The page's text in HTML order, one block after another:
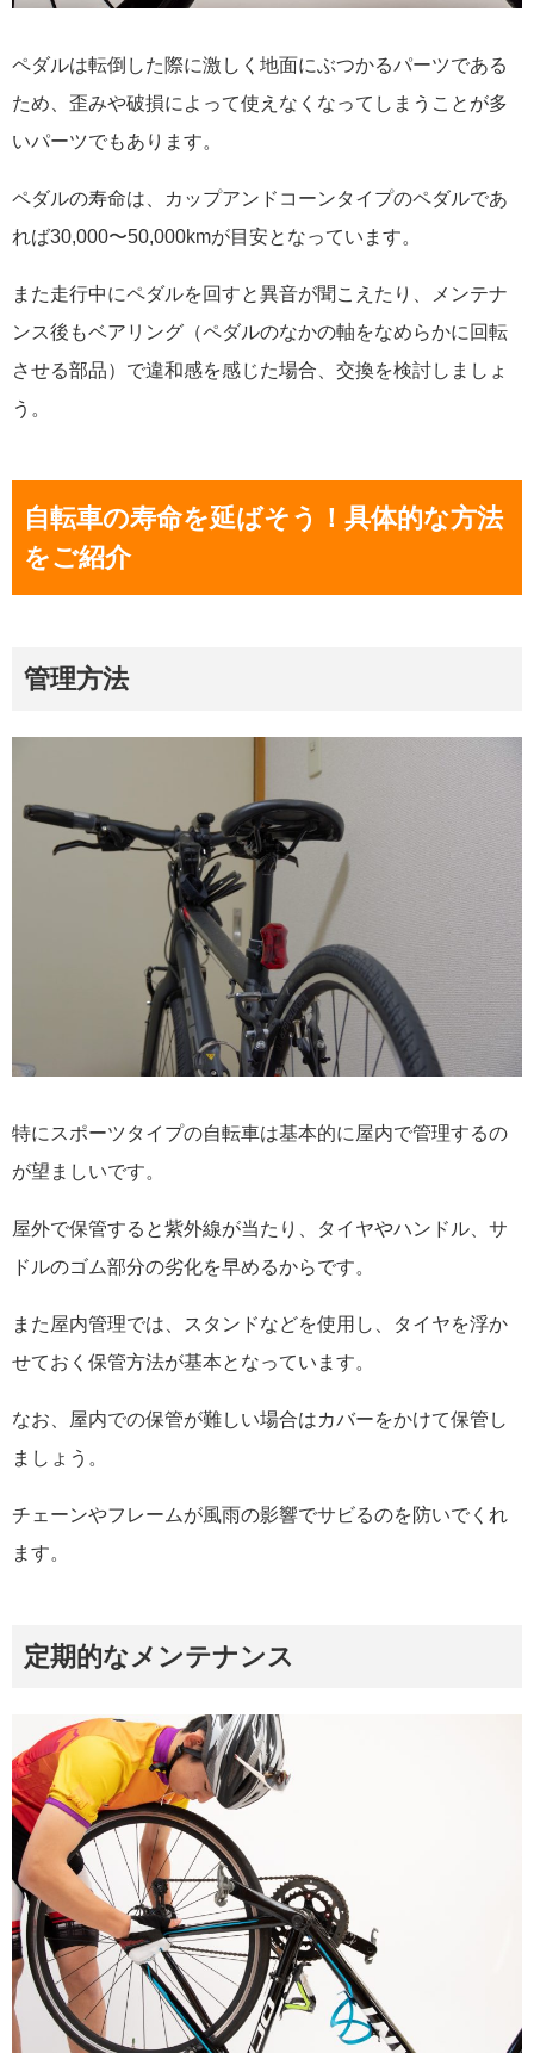
ペダルは転倒した際に激しく地面にぶつかるパーツである
ため、歪みや破損によって使えなくなってしまうことが多
いパーツでもあります。
ペダルの寿命は、カップアンドコーンタイプのペダルであ
れば30,000〜50,000kmが目安となっています。
また走行中にペダルを回すと異音が聞こえたり、メンテナ
ンス後もベアリング（ペダルのなかの軸をなめらかに回転
させる部品）で違和感を感じた場合、交換を検討しましょ
う。
自転車の寿命を延ばそう！具体的な方法
をご紹介
管理方法
特にスポーツタイプの自転車は基本的に屋内で管理するの
が望ましいです。
屋外で保管すると紫外線が当たり、タイヤやハンドル、サ
ドルのゴム部分の劣化を早めるからです。
また屋内管理では、スタンドなどを使用し、タイヤを浮か
せておく保管方法が基本となっています。
なお、屋内での保管が難しい場合はカバーをかけて保管し
ましょう。
チェーンやフレームが風雨の影響でサビるのを防いでくれ
ます。
定期的なメンテナンス